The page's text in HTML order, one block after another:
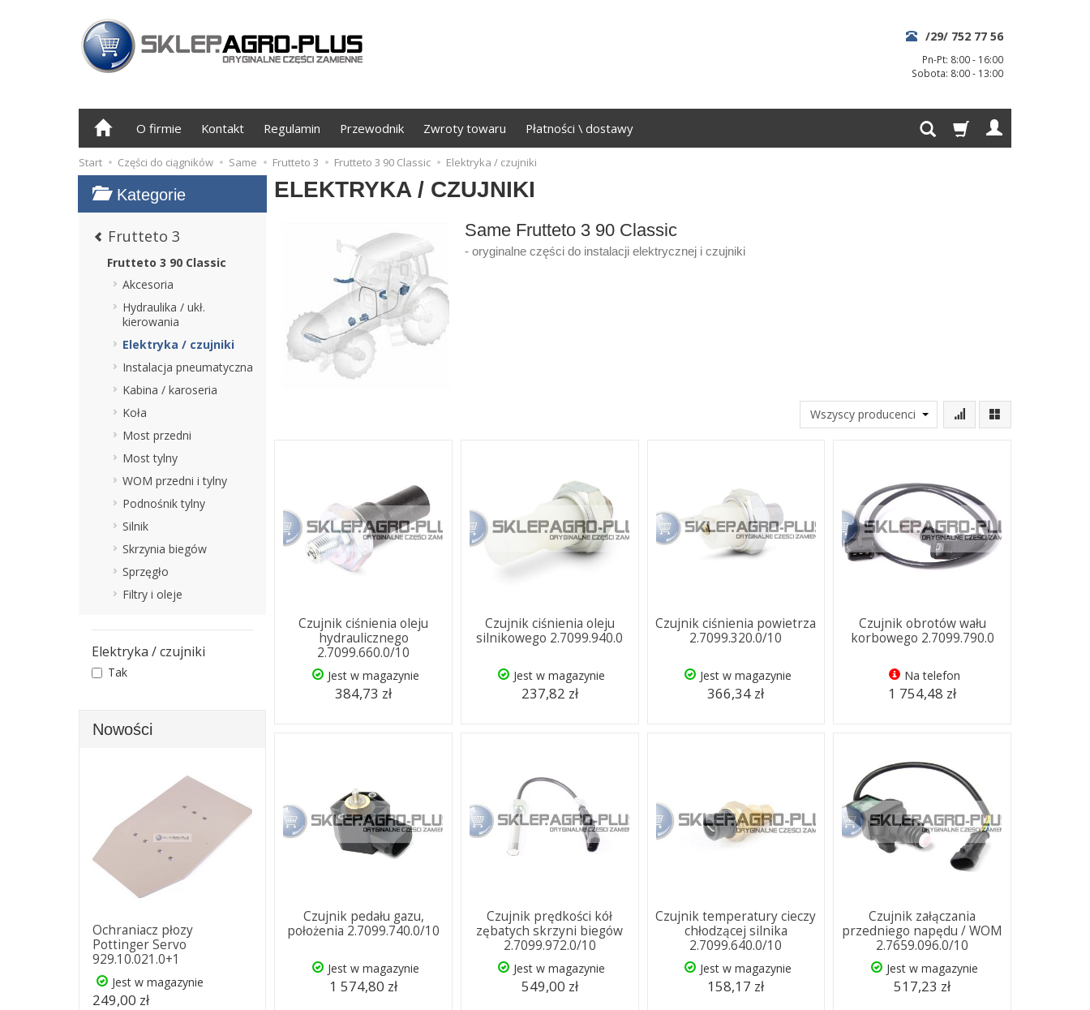
/29/ 752 77 56
Pn-Pt: 8:00 - 16:00
Sobota: 8:00 - 13:00
O firmie Kontakt Regulamin Przewodnik Zwroty towaru Płatności \ dostawy
Start Części do ciągników Same Frutteto 3 Frutteto 3 90 Classic Elektryka / czujniki
ELEKTRYKA / CZUJNIKI
Same Frutteto 3 90 Classic
- oryginalne części do instalacji elektrycznej i czujniki
Czujnik ciśnienia oleju
hydraulicznego
2.7099.660.0/10
Jest w magazynie
384,73 zł
Czujnik ciśnienia oleju
silnikowego 2.7099.940.0
Jest w magazynie
237,82 zł
Czujnik ciśnienia powietrza
2.7099.320.0/10
Jest w magazynie
366,34 zł
Czujnik obrotów wału
korbowego 2.7099.790.0
Na telefon
1 754,48 zł
Czujnik pedału gazu,
położenia 2.7099.740.0/10
Jest w magazynie
1 574,80 zł
Czujnik prędkości kół
zębatych skrzyni biegów
2.7099.972.0/10
Jest w magazynie
549,00 zł
Czujnik temperatury cieczy
chłodzącej silnika
2.7099.640.0/10
Jest w magazynie
158,17 zł
Czujnik załączania
przedniego napędu / WOM
2.7659.096.0/10
Jest w magazynie
517,23 zł
Kategorie
Frutteto 3
Frutteto 3 90 Classic
Akcesoria
Hydraulika / ukł.
kierowania
Elektryka / czujniki
Instalacja pneumatyczna
Kabina / karoseria
Koła
Most przedni
Most tylny
WOM przedni i tylny
Podnośnik tylny
Silnik
Skrzynia biegów
Sprzęgło
Filtry i oleje
Elektryka / czujniki
Tak
Nowości
Ochraniacz płozy
Pottinger Servo
929.10.021.0+1
Jest w magazynie
249,00 zł